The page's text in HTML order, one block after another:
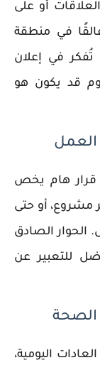
أو على
في منطقة
في إعلان
قد يكون هو
العمل
قرار هام يخص
مشروع، أو حتى
الحوار الصادق
للتعبير عن
الصحة
اليومية،